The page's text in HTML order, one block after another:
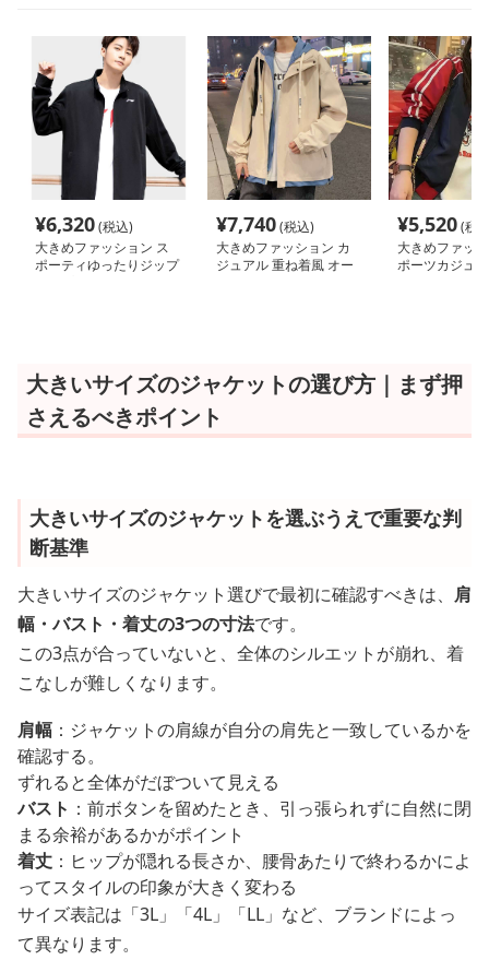
¥6,320(税込)
大きめファッション ス
ポーティゆったりジップ
¥7,740(税込)
大きめファッション カ
ジュアル 重ね着風 オー
¥5,520(税
大きめファッ
ポーツカジュ
大きいサイズのジャケットの選び方｜まず押
さえるべきポイント
大きいサイズのジャケットを選ぶうえで重要な判
断基準
大きいサイズのジャケット選びで最初に確認すべきは、 肩
幅・バスト・着丈の3つの寸法です。
この3点が合っていないと、全体のシルエットが崩れ、着
こなしが難しくなります。
肩幅 ：ジャケットの肩線が自分の肩先と一致しているかを
確認する。
ずれると全体がだぼついて見える
バスト ：前ボタンを留めたとき、引っ張られずに自然に閉
まる余裕があるかがポイント
着丈 ：ヒップが隠れる長さか、腰骨あたりで終わるかによ
ってスタイルの印象が大きく変わる
サイズ表記は「3L」「4L」「LL」など、ブランドによっ
て異なります。